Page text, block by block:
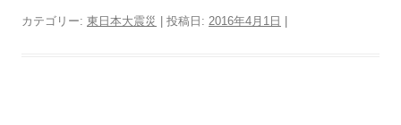
カテゴリー: 東日本大震災 | 投稿日: 2016年4月1日 |